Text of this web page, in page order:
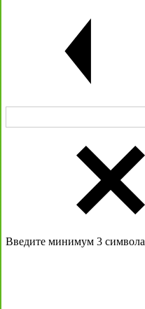
Введите минимум 3 символа